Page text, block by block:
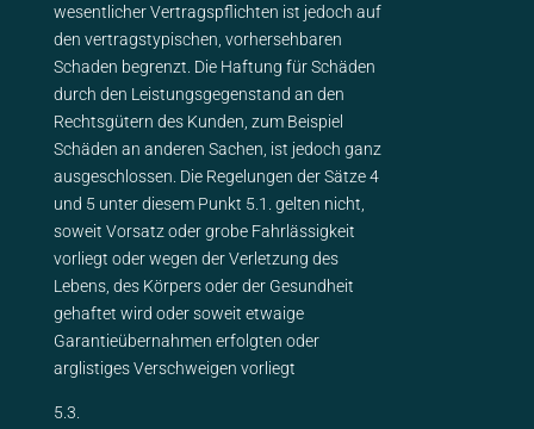
wesentlicher Vertragspflichten ist jedoch auf
den vertragstypischen, vorhersehbaren
Schaden begrenzt. Die Haftung für Schäden
durch den Leistungsgegenstand an den
Rechtsgütern des Kunden, zum Beispiel
Schäden an anderen Sachen, ist jedoch ganz
ausgeschlossen. Die Regelungen der Sätze 4
und 5 unter diesem Punkt 5.1. gelten nicht,
soweit Vorsatz oder grobe Fahrlässigkeit
vorliegt oder wegen der Verletzung des
Lebens, des Körpers oder der Gesundheit
gehaftet wird oder soweit etwaige
Garantieübernahmen erfolgten oder
arglistiges Verschweigen vorliegt
5.3.